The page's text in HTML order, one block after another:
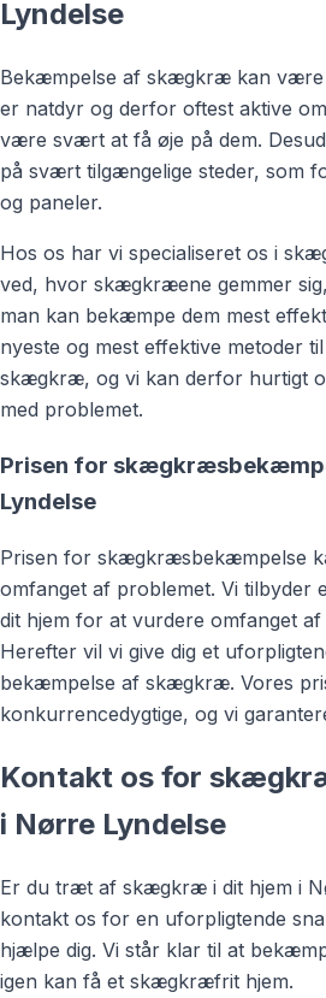
Lyndelse
Bekæmpelse af skægkræ kan være
er natdyr og derfor oftest aktive
være svært at få øje på dem.
på svært tilgængelige steder, som
og paneler.
Hos os har vi specialiseret os i
ved, hvor skægkræene gemmer
man kan bekæmpe dem mest
nyeste og mest effektive metoder
skægkræ, og vi kan derfor hurtigt
med problemet.
Prisen for
Lyndelse
Prisen for skægkræsbekæmpelse
omfanget af problemet. Vi tilbyder
dit hjem for at vurdere omfanget
Herefter vil vi give dig et
bekæmpelse af skægkræ. Vores
konkurrencedygtige, og vi
Kontakt os for
i Nørre Lyndelse
Er du træt af skægkræ i dit hjem i
kontakt os for en uforpligtende
hjælpe dig. Vi står klar til at
igen kan få et skægkræfrit hjem.